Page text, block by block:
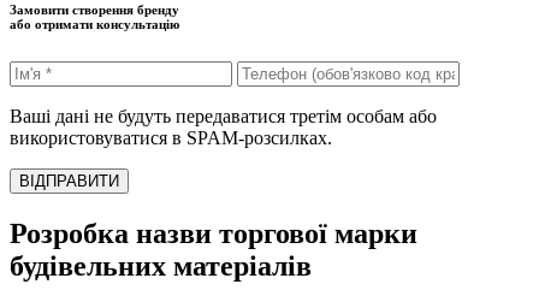
Замовити створення бренду
або отримати консультацію
Ваші дані не будуть передаватися третім особам або
використовуватися в SPAM-розсилках.
ВІДПРАВИТИ
Розробка назви торгової марки
будівельних матеріалів